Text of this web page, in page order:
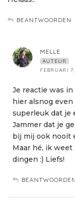
BEANTWOORDEN
MELLE
AUTEUR
FEBRUARI
Je reactie was
hier alsnog
superleuk dat je
Jammer dat je
bij mij ook nooit
Maar hé, ik
dingen :) Liefs!
BEANTWOORDEN